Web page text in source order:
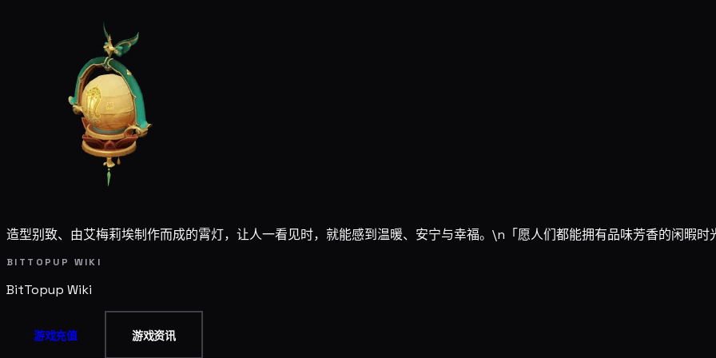
造型别致、由艾梅莉埃制作而成的霄灯，让人一看见时，就能感到温暖、安宁与幸福。\n「愿人们都能拥有品味芳香的闲暇时
BITTOPUP WIKI
BitTopup Wiki
游戏充值 游戏资讯